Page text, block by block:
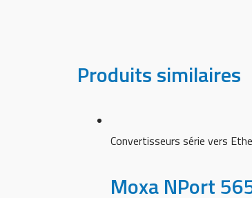
Produits similaires
Convertisseurs série vers
Moxa NPort